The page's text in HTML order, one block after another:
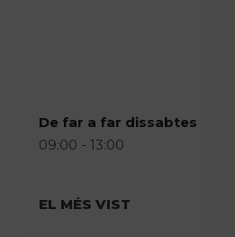
De far a far dissabtes
09:00 - 13:00
EL MÉS VIST